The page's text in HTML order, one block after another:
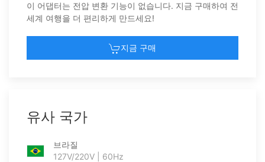
이 어댑터는 전압 변환 기능이 없습니다. 지금 구매하여 전
세계 여행을 더 편리하게 만드세요!
지금 구매
유사 국가
브라질
127V/220V | 60Hz